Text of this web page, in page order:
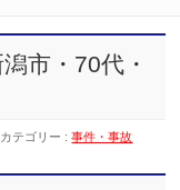
市・70代・
カテゴリー :事件・事故